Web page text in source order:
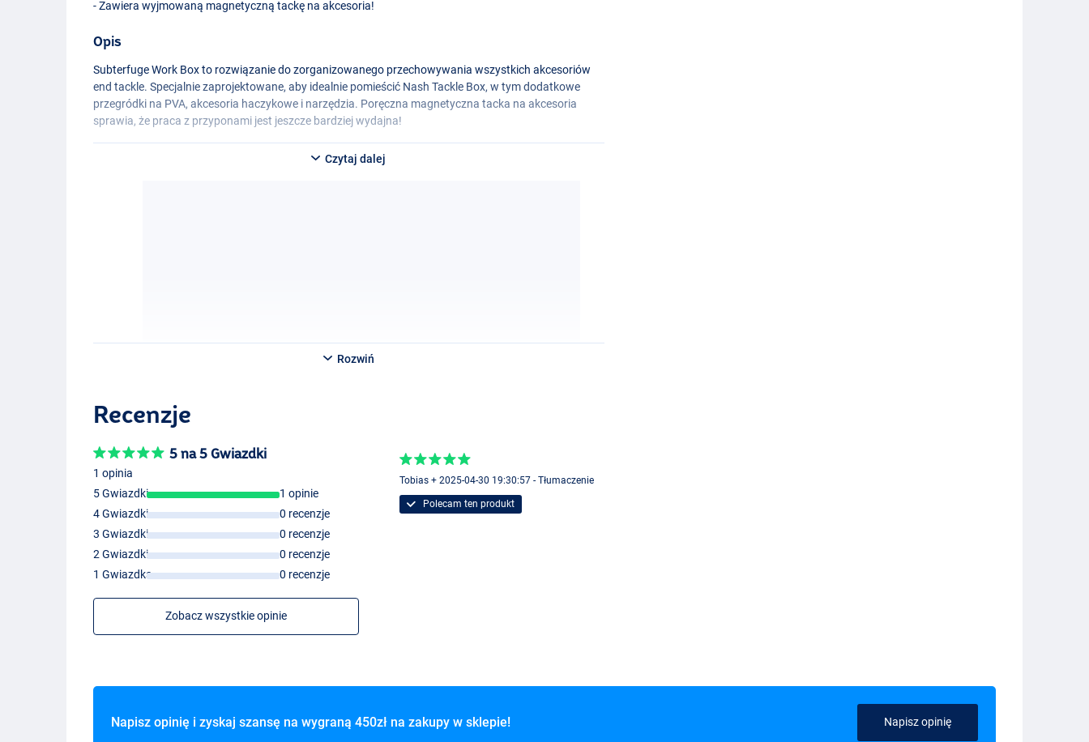
XL
Standard
- Zawiera wyjmowaną magnetyczną tackę na akcesoria!
Opis
Subterfuge Work Box to rozwiązanie do zorganizowanego przechowywania wszystkich akcesoriów
end tackle. Specjalnie zaprojektowane, aby idealnie pomieścić Nash Tackle Box, w tym dodatkowe
przegródki na PVA, akcesoria haczykowe i narzędzia. Poręczna magnetyczna tacka na akcesoria
sprawia, że praca z przyponami jest jeszcze bardziej wydajna!
Czytaj dalej
Rozwiń
Recenzje
5 na 5 Gwiazdki
1 opinia
5 Gwiazdki
1 opinie
4 Gwiazdki
0 recenzje
3 Gwiazdki
0 recenzje
2 Gwiazdki
0 recenzje
1 Gwiazdka
0 recenzje
Zobacz wszystkie opinie
Tobias + 2025-04-30 19:30:57 - Tłumaczenie
Polecam ten produkt
Napisz opinię i zyskaj szansę na wygraną 450zł na zakupy w sklepie! Napisz opinię